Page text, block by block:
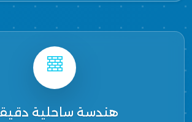
هندسة ساحلية